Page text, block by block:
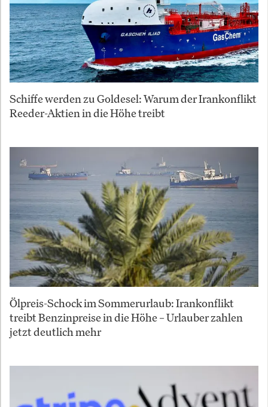
Schiffe werden zu Goldesel: Warum der Irankonflikt
Reeder-Aktien in die Höhe treibt
Ölpreis-Schock im Sommerurlaub: Irankonflikt
treibt Benzinpreise in die Höhe – Urlauber zahlen
jetzt deutlich mehr